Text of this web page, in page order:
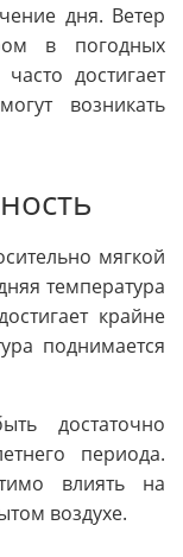
дня. Ветер
в погодных
достигает
возникать
мягкой
температура
крайне
поднимается
достаточно
периода.
влиять на
воздухе.